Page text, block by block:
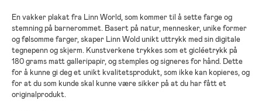
En vakker plakat fra Linn World, som kommer til å sette farge og
stemning på barnerommet. Basert på natur, mennesker, unike former
og følsomme farger, skaper Linn Wold unikt uttrykk med sin digitale
tegnepenn og skjerm. Kunstverkene trykkes som et gicléetrykk på
180 grams matt galleripapir, og stemples og signeres for hånd. Dette
for å kunne gi deg et unikt kvalitetsprodukt, som ikke kan kopieres, og
for at du som kunde skal kunne være sikker på at du har fått et
originalprodukt.